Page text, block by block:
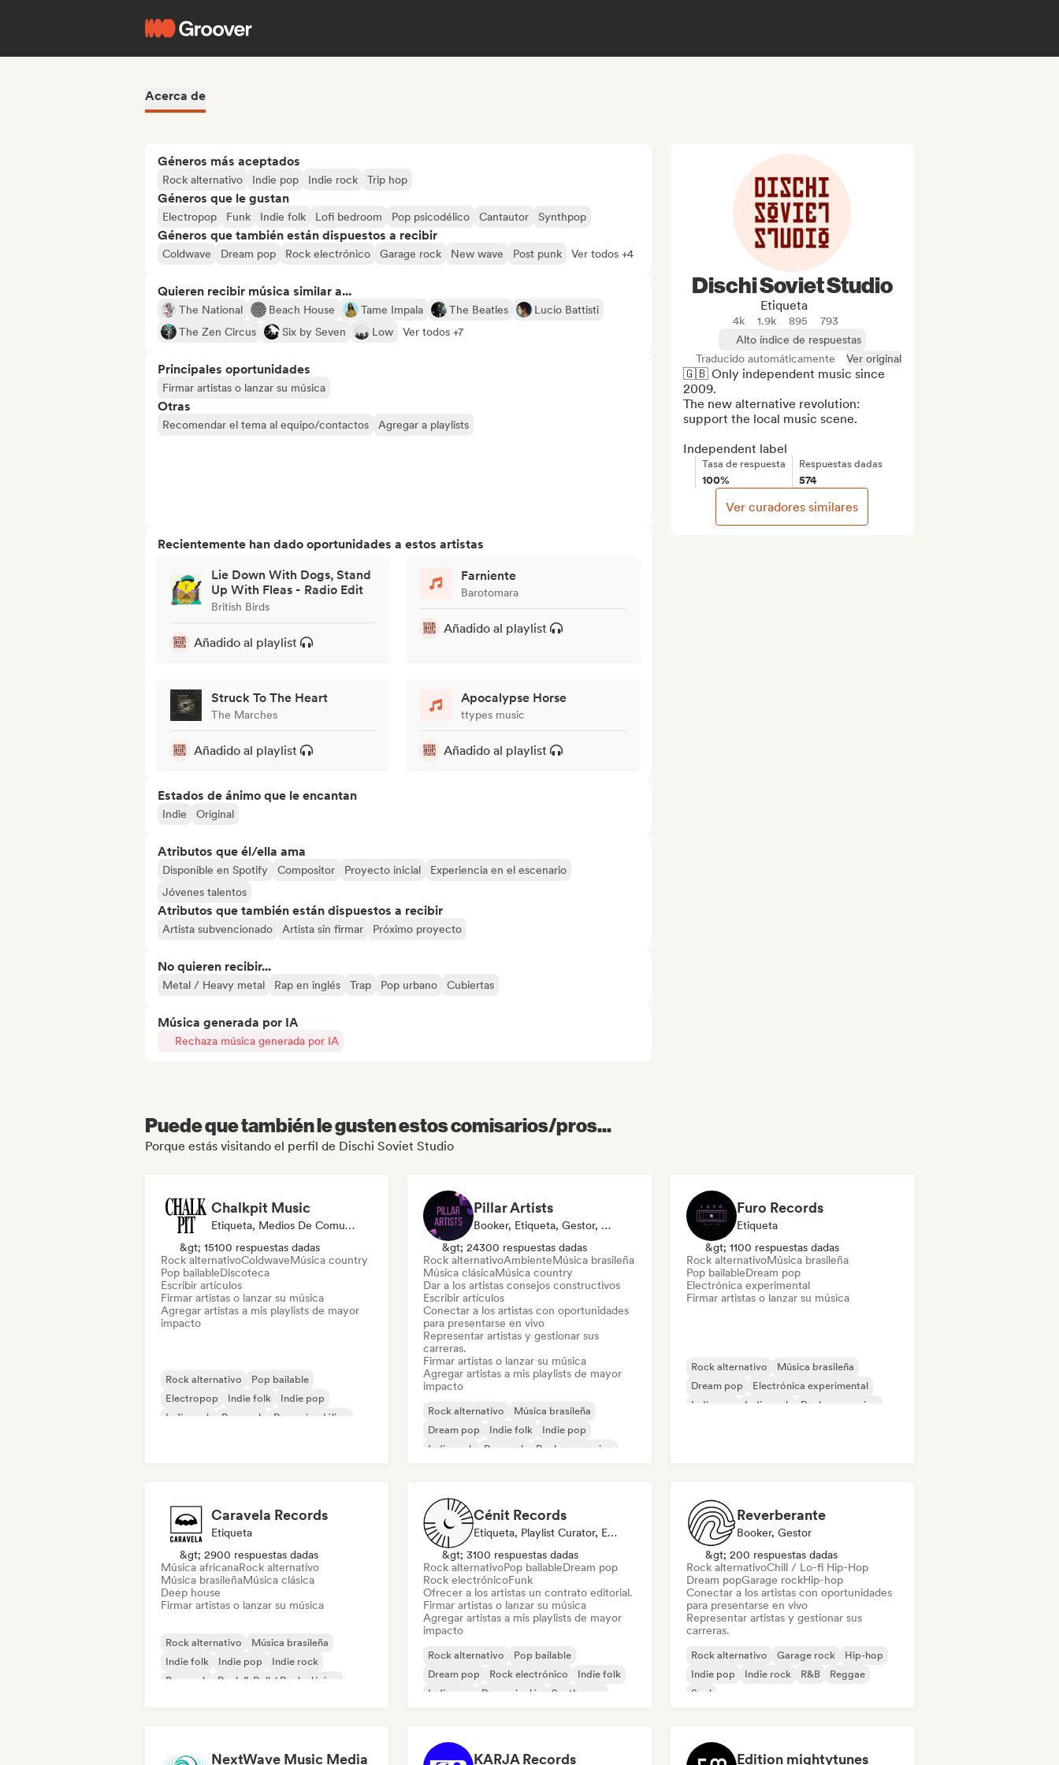
Acerca de
Géneros más aceptados
Rock alternativo Indie pop Indie rock Trip hop
Géneros que le gustan
Electropop Funk Indie folk Lofi bedroom Pop psicodélico Cantautor Synthpop
Géneros que también están dispuestos a recibir
Coldwave Dream pop Rock electrónico Garage rock New wave Post punk Ver todos +4
Quieren recibir música similar a...
The National Beach House Tame Impala The Beatles
Lucio Battisti
The Zen Circus
Six by Seven Low Ver todos +7
Principales oportunidades
Firmar artistas o lanzar su música
Otras
Recomendar el tema al equipo/contactos Agregar a playlists
Recientemente han dado oportunidades a estos artistas
Lie Down With Dogs, Stand
Up With Fleas - Radio Edit
British Birds
Añadido al playlist
Farniente
Barotomara
Añadido al playlist
Struck To The Heart
The Marches
Añadido al playlist
Apocalypse Horse
ttypes music
Añadido al playlist
Estados de ánimo que le encantan
Indie Original
Atributos que él/ella ama
Disponible en Spotify Compositor Proyecto inicial
Experiencia en el escenario
Jóvenes talentos
Atributos que también están dispuestos a recibir
Artista subvencionado Artista sin firmar Próximo proyecto
No quieren recibir...
Metal / Heavy metal Rap en inglés Trap Pop urbano Cubiertas
Música generada por IA
Rechaza música generada por IA
Dischi Soviet Studio
Etiqueta
4k 1.9k 895
793
Alto índice de respuestas
Traducido automáticamente
Ver original
🇬🇧 Only independent music since
2009.
The new alternative revolution:
support the local music scene.
Independent label
Tasa de respuesta
100%
Respuestas dadas
574
Ver curadores similares
Puede que también le gusten estos comisarios/pros...
Porque estás visitando el perfil de Dischi Soviet Studio
Chalkpit Music
Etiqueta, Medios De Comunicación/Periodista, Playlist Curator
&gt; 15100 respuestas dadas
Rock alternativoColdwaveMúsica country
Pop bailableDiscoteca
Escribir artículos
Firmar artistas o lanzar su música
Agregar artistas a mis playlists de mayor
impacto
Rock alternativo
Pop bailable
Electropop
Indie folk
Indie pop
Indie rock
Pop rock Pop psicodélico
Pillar Artists
Booker, Etiqueta, Gestor, Medios De Comunicación/Periodista, Mentor, Playlist Curator
&gt; 24300 respuestas dadas
Rock alternativoAmbienteMúsica brasileña
Música clásicaMúsica country
Dar a los artistas consejos constructivos
Escribir artículos
Conectar a los artistas con oportunidades
para presentarse en vivo
Representar artistas y gestionar sus
carreras.
Firmar artistas o lanzar su música
Agregar artistas a mis playlists de mayor
impacto
Rock alternativo
Música brasileña
Dream pop
Indie folk
Indie pop
Indie rock
Pop rock Rock progresivo
Furo Records
Etiqueta
&gt; 1100 respuestas dadas
Rock alternativoMúsica brasileña
Pop bailableDream pop
Electrónica experimental
Firmar artistas o lanzar su música
Rock alternativo
Música brasileña
Dream pop
Electrónica experimental
Indie pop
Indie rock
Rock progresivo
Caravela Records
Etiqueta
&gt; 2900 respuestas dadas
Música africanaRock alternativo
Música brasileñaMúsica clásica
Deep house
Firmar artistas o lanzar su música
Rock alternativo
Música brasileña
Indie folk
Indie pop
Indie rock
Pop rock
Rock & Roll / Rock clásico
Cénit Records
Etiqueta, Playlist Curator, Editor
&gt; 3100 respuestas dadas
Rock alternativoPop bailableDream pop
Rock electrónicoFunk
Ofrecer a los artistas un contrato editorial.
Firmar artistas o lanzar su música
Agregar artistas a mis playlists de mayor
impacto
Rock alternativo
Pop bailable
Dream pop
Rock electrónico
Indie folk
Indie pop
Rap en inglés Synthwave
Reverberante
Booker, Gestor
&gt; 200 respuestas dadas
Rock alternativoChill / Lo-fi Hip-Hop
Dream popGarage rockHip-hop
Conectar a los artistas con oportunidades
para presentarse en vivo
Representar artistas y gestionar sus
carreras.
Rock alternativo Garage rock
Hip-hop
Indie pop
Indie rock R&B
Reggae
Soul
NextWave Music Media KARJA Records Edition mightytunes